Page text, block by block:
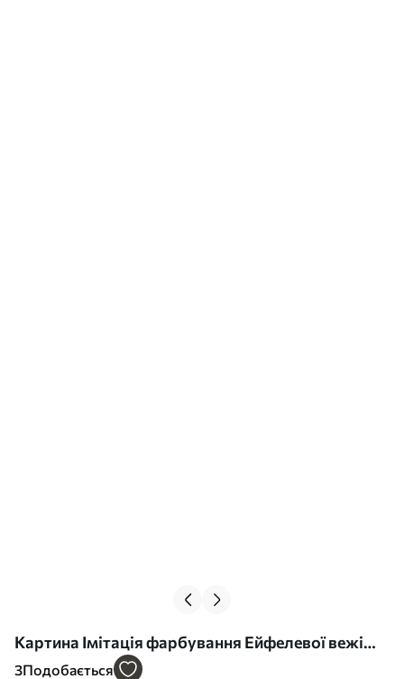
Картина Імітація фарбування Ейфелевої вежі
Арт. s44697
3Подобається